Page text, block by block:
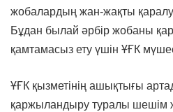
жобалардың жан-жақты
Бұдан былай әрбір жобаны
қамтамасыз ету үшін ҰҒК
ҰҒК қызметінің ашықтығы
қаржыландыру туралы шешім